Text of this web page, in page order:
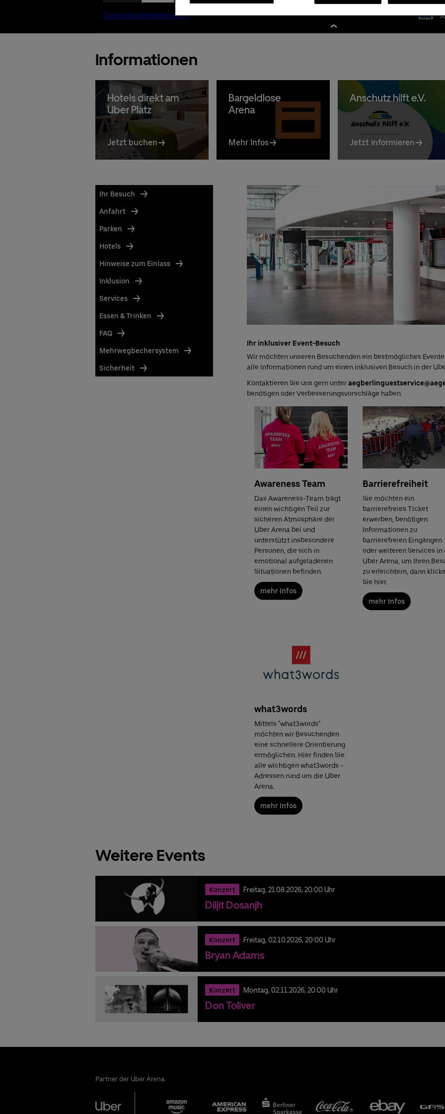
Premium:
030/2060708844
Informationen
Hotels direkt am
Uber Platz
Jetzt buchen
Bargeldlose
Arena
Mehr Infos
Anschutz hilft e.V.
Jetzt informieren
Ihr inklusiver Event-Besuch
Wir möchten unseren Besuchenden ein bestmögliches
alle Informationen rund um einen inklusiven Besuch in der
Kontaktieren Sie uns gern unter
benötigen oder Verbesserungsvorschläge haben.
Awareness Team
Das Awareness-Team trägt
einen wichtigen Teil zur
sicheren Atmosphäre der
Uber Arena bei und
unterstützt insbesondere
Personen, die sich in
emotional aufgeladenen
Situationen befinden.
mehr Infos
Barrierefreiheit
Sie möchten ein
barrierefreies Ticket
erwerben, benötigen
Informationen zu
barrierefreien Eingängen
oder weiteren Services in
Uber Arena, um Ihren
zu erleichtern, dann
Sie hier.
mehr Infos
what3words
Mittels "what3words"
möchten wir Besuchenden
eine schnellere Orientierung
ermöglichen. Hier finden Sie
alle wichtigen what3words -
Adressen rund um die Uber
Arena.
mehr Infos
Ihr Besuch
Anfahrt
Parken
Hotels
Hinweise zum Einlass
Inklusion
Services
Essen & Trinken
FAQ
Mehrwegbechersystem
Sicherheit
Weitere Events
Konzert Freitag,21.08.2026,20:00 Uhr
Diljit Dosanjh
Konzert Freitag,02.10.2026,20:00 Uhr
Bryan Adams
Konzert Montag,02.11.2026,20:00 Uhr
Don Toliver
Partner der Uber Arena: